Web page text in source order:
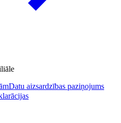
Datu aizsardzības paziņojums